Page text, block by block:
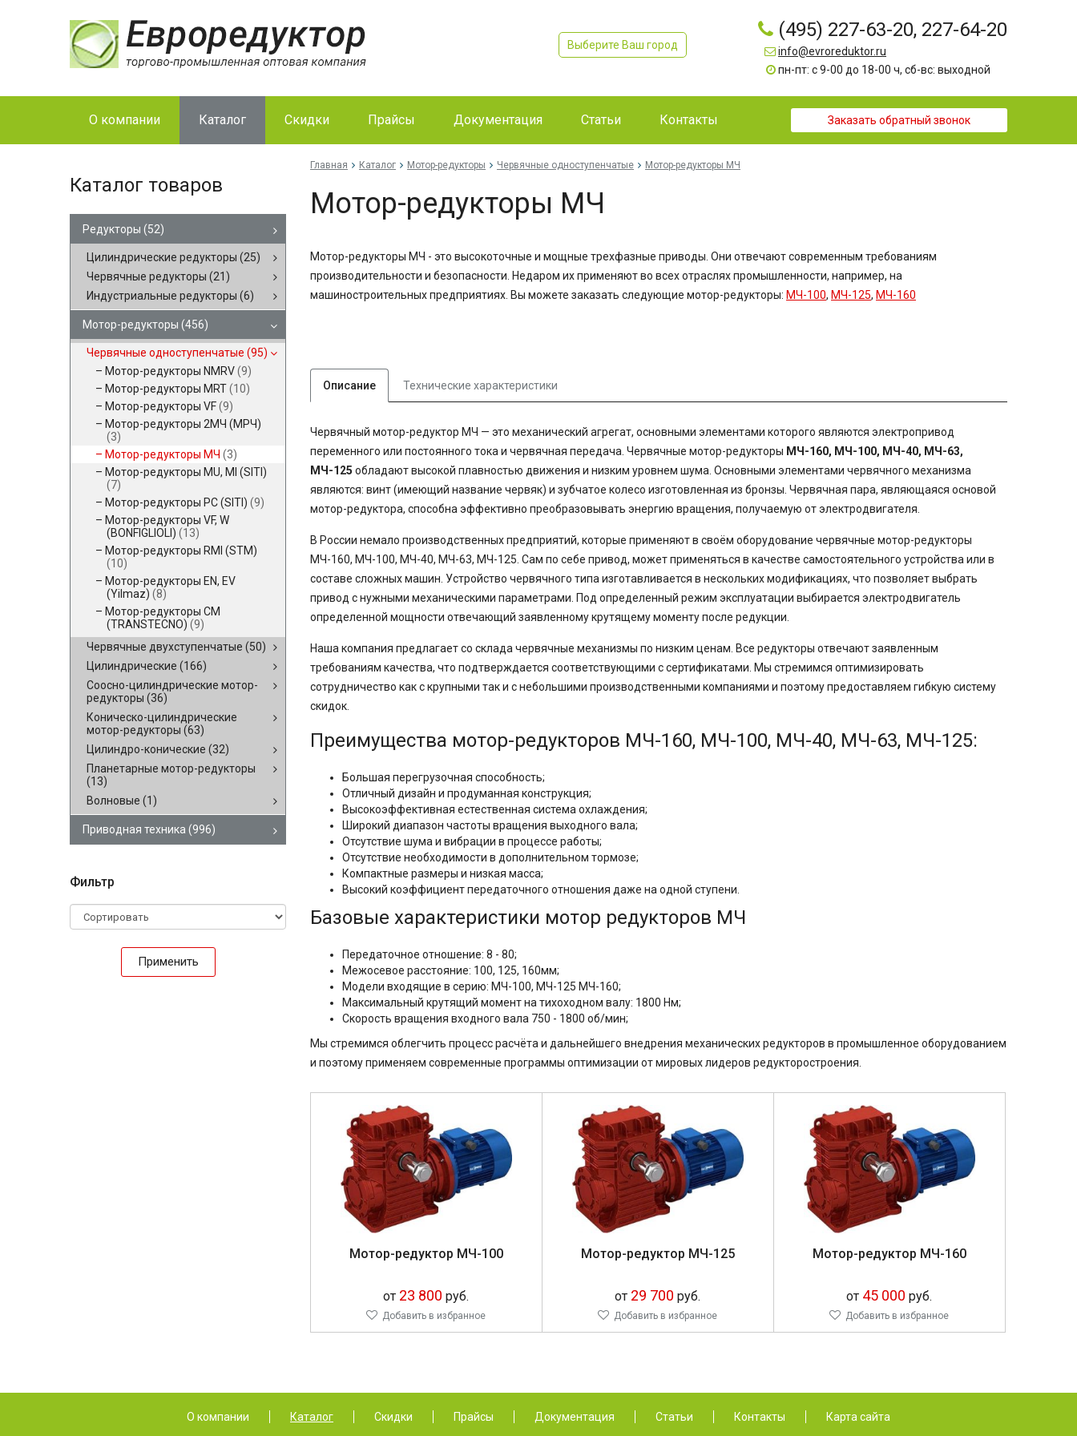
Выберите Ваш город
(495) 227-63-20, 227-64-20
info@evroreduktor.ru
пн-пт: с 9-00 до 18-00 ч, сб-вс: выходной
О компании Каталог Скидки Прайсы Документация Статьи Контакты Заказать обратный звонок
Каталог товаров
Редукторы (52)
Цилиндрические редукторы (25)
Червячные редукторы (21)
Индустриальные редукторы (6)
Мотор-редукторы (456)
Червячные одноступенчатые (95)
Мотор-редукторы NMRV(9)
Мотор-редукторы MRT(10)
Мотор-редукторы VF(9)
Мотор-редукторы 2МЧ (МРЧ)
(3)
Мотор-редукторы МЧ (3)
Мотор-редукторы MU, MI (SITI)
(7)
Мотор-редукторы PC (SITI) (9)
Мотор-редукторы VF, W
(BONFIGLIOLI) (13)
Мотор-редукторы RMI (STM)
(10)
Мотор-редукторы EN, EV
(Yilmaz) (8)
Мотор-редукторы CM
(TRANSTECNO) (9)
Червячные двухступенчатые (50)
Цилиндрические (166)
Соосно-цилиндрические мотор-
редукторы (36)
Коническо-цилиндрические
мотор-редукторы (63)
Цилиндро-конические (32)
Планетарные мотор-редукторы
(13)
Волновые (1)
Приводная техника (996)
Фильтр
Применить
Главная Каталог Мотор-редукторы Червячные одноступенчатые Мотор-редукторы МЧ
Мотор-редукторы МЧ
Мотор-редукторы МЧ - это высокоточные и мощные трехфазные приводы. Они отвечают современным требованиям
производительности и безопасности. Недаром их применяют во всех отраслях промышленности, например, на
машиностроительных предприятиях. Вы можете заказать следующие мотор-редукторы: МЧ-100, МЧ-125, МЧ-160
Описание Технические характеристики
Червячный мотор-редуктор МЧ — это механический агрегат, основными элементами которого являются электропривод
переменного или постоянного тока и червячная передача. Червячные мотор-редукторы МЧ-160, МЧ-100, МЧ-40, МЧ-63,
МЧ-125 обладают высокой плавностью движения и низким уровнем шума. Основными элементами червячного механизма
являются: винт (имеющий название червяк) и зубчатое колесо изготовленная из бронзы. Червячная пара, являющаяся основой
мотор-редуктора, способна эффективно преобразовывать энергию вращения, получаемую от электродвигателя.
В России немало производственных предприятий, которые применяют в своём оборудование червячные мотор-редукторы
МЧ-160, МЧ-100, МЧ-40, МЧ-63, МЧ-125. Сам по себе привод, может применяться в качестве самостоятельного устройства или в
составе сложных машин. Устройство червячного типа изготавливается в нескольких модификациях, что позволяет выбрать
привод с нужными механическими параметрами. Под определенный режим эксплуатации выбирается электродвигатель
определенной мощности отвечающий заявленному крутящему моменту после редукции.
Наша компания предлагает со склада червячные механизмы по низким ценам. Все редукторы отвечают заявленным
требованиям качества, что подтверждается соответствующими с сертификатами. Мы стремимся оптимизировать
сотрудничество как с крупными так и с небольшими производственными компаниями и поэтому предоставляем гибкую систему
скидок.
Преимущества мотор-редукторов МЧ-160, МЧ-100, МЧ-40, МЧ-63, МЧ-125:
Большая перегрузочная способность;
Отличный дизайн и продуманная конструкция;
Высокоэффективная естественная система охлаждения;
Широкий диапазон частоты вращения выходного вала;
Отсутствие шума и вибрации в процессе работы;
Отсутствие необходимости в дополнительном тормозе;
Компактные размеры и низкая масса;
Высокий коэффициент передаточного отношения даже на одной ступени.
Базовые характеристики мотор редукторов МЧ
Передаточное отношение: 8 - 80;
Межосевое расстояние: 100, 125, 160мм;
Модели входящие в серию: МЧ-100, МЧ-125 МЧ-160;
Максимальный крутящий момент на тихоходном валу: 1800 Нм;
Скорость вращения входного вала 750 - 1800 об/мин;
Мы стремимся облегчить процесс расчёта и дальнейшего внедрения механических редукторов в промышленное оборудованием
и поэтому применяем современные программы оптимизации от мировых лидеров редукторостроения.
Мотор-редуктор МЧ-100
от 23 800 руб.
Добавить в избранное
Мотор-редуктор МЧ-125
от 29 700 руб.
Добавить в избранное
Мотор-редуктор МЧ-160
от 45 000 руб.
Добавить в избранное
О компании Каталог Скидки Прайсы Документация Статьи Контакты Карта сайта